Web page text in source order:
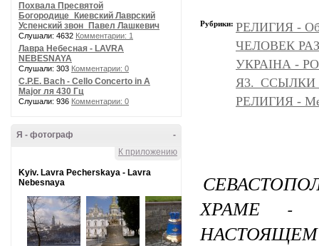
Похвала Пресвятой
Богородице_Киевский Лаврский
Успенский звон_Павел Лашкевич
Слушали: 4632 Комментарии: 1
Лавра Небесная - LAVRA
NEBESNAYA
Слушали: 303 Комментарии: 0
C.P.E. Bach - Cello Concerto in A
Major ля 430 Гц
Слушали: 936 Комментарии: 0
-
Я - фотограф
К приложению
Kyiv. Lavra Pecherskaya - Lavra
Nebesnaya
Рубрики: РЕЛИГИЯ -
ЧЕЛОВЕК
УКРАІНА -
РЕЛИГИЯ -
ХРАМЕ -
НАСТОЯЩЕМ